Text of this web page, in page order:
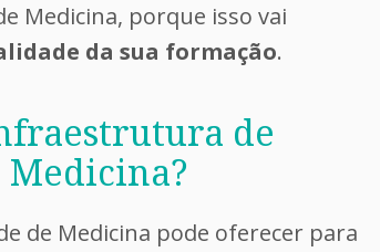
Medicina, porque isso vai
da sua formação.
de
de Medicina pode oferecer para